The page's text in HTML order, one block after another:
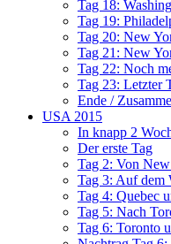
Tag 18:
Tag 19:
Tag 20: New
Tag 21: New
Tag 22: Noch
Tag 23: Letzter
Ende /
USA 2015
In knapp 2
Der erste Tag
Tag 2: Von
Tag 3: Auf dem
Tag 4: Quebec
Tag 5: Nach
Tag 6: Toronto